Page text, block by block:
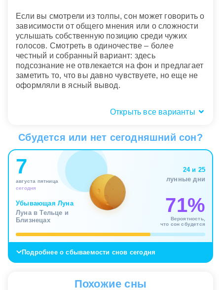
Если вы смотрели из толпы, сон может говорить о
зависимости от общего мнения или о сложности
услышать собственную позицию среди чужих
голосов. Смотреть в одиночестве – более
честный и собранный вариант: здесь
подсознание не отвлекается на фон и предлагает
заметить то, что вы давно чувствуете, но еще не
оформляли в ясный вывод.
Открыть все варианты
Когда во сне смотрите вы сами, главный акцент
падает на ваш выбор, внимание и внутреннюю
оценку ситуации. Но если на вас смотрят другие,
сюжет смещается к теме уязвимости перед чужим
взглядом. Здесь важны стыд, ожидание
проверки, желание понравиться или, наоборот,
усталость от того, что вас постоянно мысленно
оценивают.
Смотреть вместе с кем то означает общий фокус
и попытку понять, совпадают ли ваши цели. Такой
сон часто связан с отношениями, где пора
может подсказывать, что именно с ним сейчас
Сбудется или нет сегодняшний сон?
7
августа пятница
сегодня
Убывающая Луна
Луна в Тельце и
Близнецах
24 и 25
лунные дни
71%
Вероятность,
что сон сбудется
Подробнее о сбываемости снов сегодня
Похожие сны